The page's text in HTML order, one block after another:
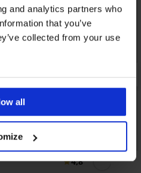
and analytics partners who
that you’ve
collected from your use
all
4,8